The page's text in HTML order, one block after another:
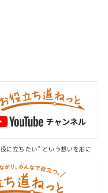
に立ちたい” という想いを形に